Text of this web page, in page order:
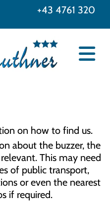
+43 4761 320
on how to find us.
about the buzzer, the
This may need
of public transport,
or even the nearest
if required.